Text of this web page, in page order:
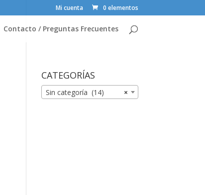
Mi cuenta 0 elementos
Contacto / Preguntas Frecuentes
CATEGORÍAS
×
Sin categoría (14)